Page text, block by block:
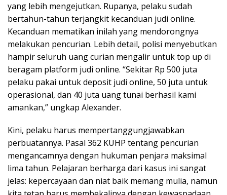
yang lebih mengejutkan. Rupanya, pelaku sudah
bertahun-tahun terjangkit kecanduan judi online.
Kecanduan mematikan inilah yang mendorongnya
melakukan pencurian. Lebih detail, polisi menyebutkan
hampir seluruh uang curian mengalir untuk top up di
beragam platform judi online. “Sekitar Rp 500 juta
pelaku pakai untuk deposit judi online, 50 juta untuk
operasional, dan 40 juta uang tunai berhasil kami
amankan,” ungkap Alexander.
Kini, pelaku harus mempertanggungjawabkan
perbuatannya. Pasal 362 KUHP tentang pencurian
mengancamnya dengan hukuman penjara maksimal
lima tahun. Pelajaran berharga dari kasus ini sangat
jelas: kepercayaan dan niat baik memang mulia, namun